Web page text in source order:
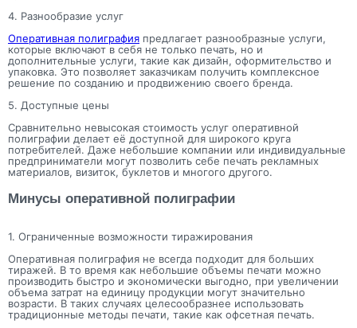
4. Разнообразие услуг
Оперативная полиграфия предлагает разнообразные услуги,
которые включают в себя не только печать, но и
дополнительные услуги, такие как дизайн, оформительство и
упаковка. Это позволяет заказчикам получить комплексное
решение по созданию и продвижению своего бренда.
5. Доступные цены
Сравнительно невысокая стоимость услуг оперативной
полиграфии делает её доступной для широкого круга
потребителей. Даже небольшие компании или индивидуальные
предприниматели могут позволить себе печать рекламных
материалов, визиток, буклетов и многого другого.
Минусы оперативной полиграфии
1. Ограниченные возможности тиражирования
Оперативная полиграфия не всегда подходит для больших
тиражей. В то время как небольшие объемы печати можно
производить быстро и экономически выгодно, при увеличении
объема затрат на единицу продукции могут значительно
возрасти. В таких случаях целесообразнее использовать
традиционные методы печати, такие как офсетная печать.